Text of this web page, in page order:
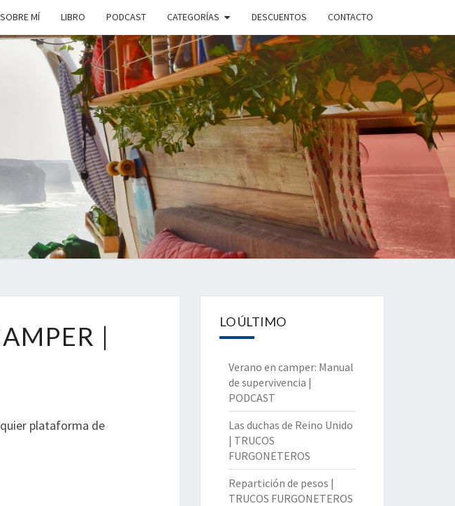
SOBRE MÍ LIBRO PODCAST CATEGORÍAS DESCUENTOS CONTACTO
SIMPLE
En Un
Camión
Por
|
plataforma de
LO ÚLTIMO
Verano en camper: Manual
de supervivencia |
PODCAST
Las duchas de Reino Unido
| TRUCOS
FURGONETEROS
Repartición de pesos |
TRUCOS FURGONETEROS